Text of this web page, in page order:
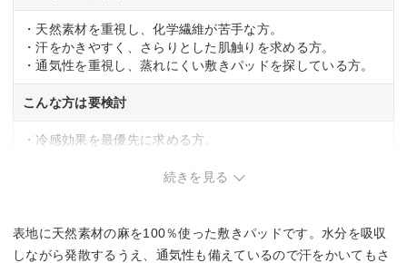
・天然素材を重視し、化学繊維が苦手な方。
・汗をかきやすく、さらりとした肌触りを求める方。
・通気性を重視し、蒸れにくい敷きパッドを探している方。
こんな方は要検討
・冷感効果を最優先に求める方。
続きを見る
表地に天然素材の麻を100％使った敷きパッドです。水分を吸収
しながら発散するうえ、通気性も備えているので汗をかいてもさ